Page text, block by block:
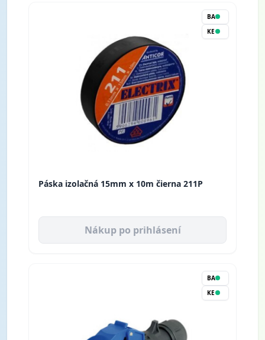
BA
KE
Páska izolačná 15mm x 10m čierna 211P
Nákup po prihlásení
BA
KE